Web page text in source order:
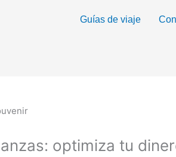
Guías de viaje
optimiza tu